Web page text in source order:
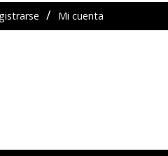
Mi cuenta